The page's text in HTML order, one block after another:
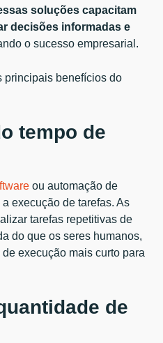
soluções capacitam
decisões informadas e
o sucesso empresarial.
principais benefícios do
tempo de
ou automação de
execução de tarefas. As
tarefas repetitivas de
do que os seres humanos,
execução mais curto para
de